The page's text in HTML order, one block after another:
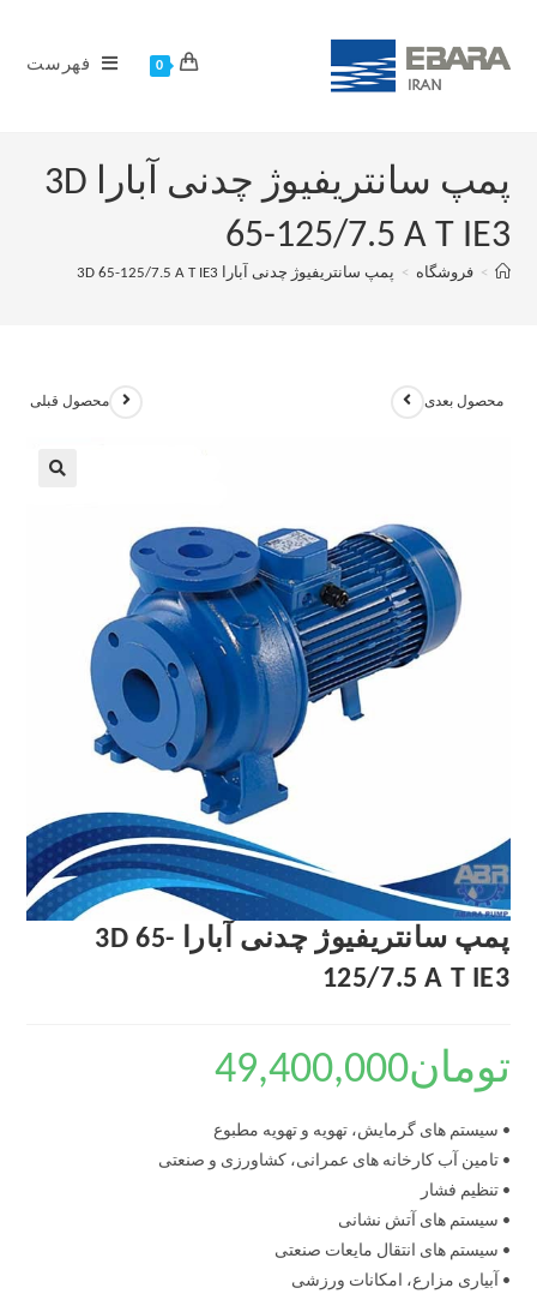
0 فهرست
پمپ سانتریفیوژ چدنی آبارا 3D
65-125/7.5 A T IE3
> فروشگاه > پمپ سانتریفیوژ چدنی آبارا 3D 65-125/7.5 A T IE3
محصول قبلی محصول بعدی
پمپ سانتریفیوژ چدنی آبارا 3D 65-
125/7.5 A T IE3
تومان49,400,000
• سیستم های گرمایش، تهویه و تهویه مطبوع
• تامین آب کارخانه های عمرانی، کشاورزی و صنعتی
• تنظیم فشار
• سیستم های آتش نشانی
• سیستم های انتقال مایعات صنعتی
• آبیاری مزارع، امکانات ورزشی